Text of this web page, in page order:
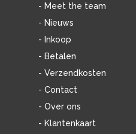
- Meet the team
- Nieuws
- Inkoop
- Betalen
- Verzendkosten
- Contact
- Over ons
- Klantenkaart